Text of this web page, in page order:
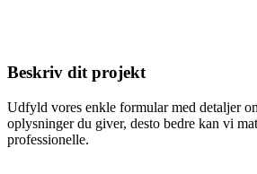
Beskriv dit projekt
Udfyld vores enkle formular med detaljer
oplysninger du giver, desto bedre kan vi
professionelle.